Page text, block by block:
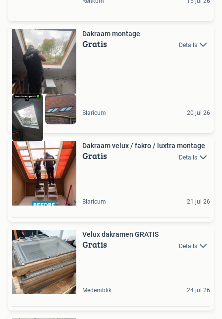
Dakraam montage
Gratis Details
Blaricum 20 jul 26
Dakraam velux / fakro / luxtra montage
Gratis Details
Blaricum 21 jul 26
Velux dakramen GRATIS
Gratis Details
Medemblik 24 jul 26